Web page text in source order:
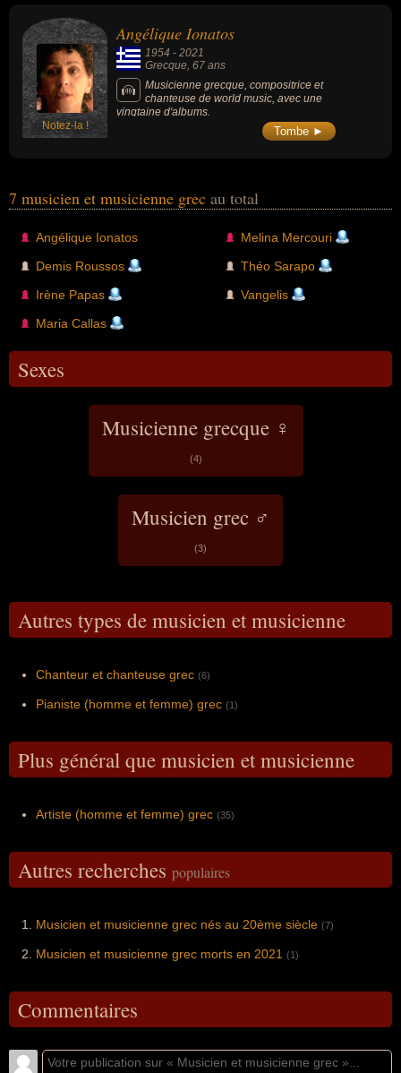
Notez-la !
Angélique Ionatos
1954 - 2021
Grecque, 67 ans
Musicienne grecque, compositrice et
chanteuse de world music, avec une
vingtaine d'albums.
Tombe ►
7 musicien et musicienne grec au total
Angélique Ionatos
Demis Roussos
Irène Papas
Maria Callas
Melina Mercouri
Théo Sarapo
Vangelis
Sexes
Musicienne grecque ♀
(4)
Musicien grec ♂
(3)
Autres types de musicien et musicienne
Chanteur et chanteuse grec (6)
Pianiste (homme et femme) grec (1)
Plus général que musicien et musicienne
Artiste (homme et femme) grec (35)
Autres recherches populaires
Musicien et musicienne grec nés au 20ème siècle (7)
Musicien et musicienne grec morts en 2021 (1)
Commentaires